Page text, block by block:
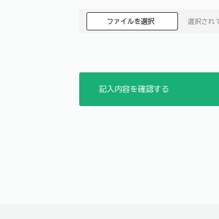
ファイルを選択 選択され